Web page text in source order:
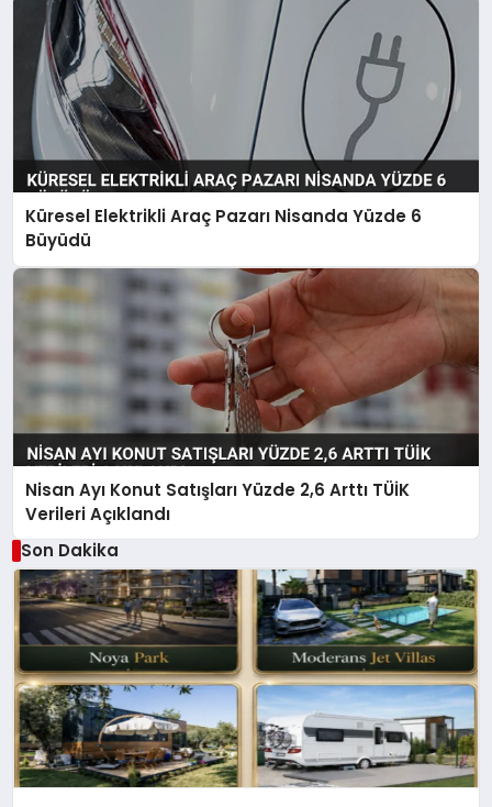
Küresel Elektrikli Araç Pazarı Nisanda Yüzde 6
Büyüdü
Nisan Ayı Konut Satışları Yüzde 2,6 Arttı TÜİK
Verileri Açıklandı
Son Dakika